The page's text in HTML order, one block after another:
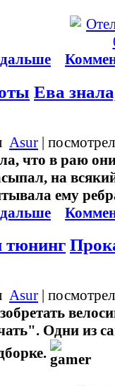
Ева
Asur |
что в раю
на
емy
тюнинг
Asur |
Одни из